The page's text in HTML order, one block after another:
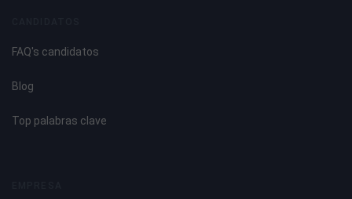
FAQ's candidatos
Blog
Top palabras clave